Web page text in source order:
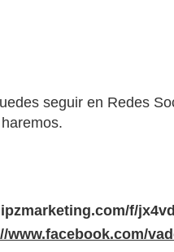
seguir en Redes
f/
www.facebook.com/